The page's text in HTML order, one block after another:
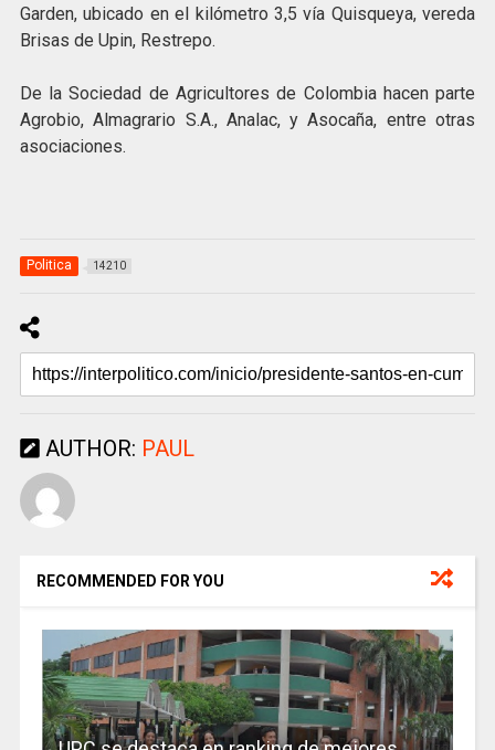
Garden, ubicado en el kilómetro 3,5 vía Quisqueya, vereda
Brisas de Upin, Restrepo.
De la Sociedad de Agricultores de Colombia hacen parte
Agrobio, Almagrario S.A., Analac, y Asocaña, entre otras
asociaciones.
Politica 14210
AUTHOR: PAUL
RECOMMENDED FOR YOU